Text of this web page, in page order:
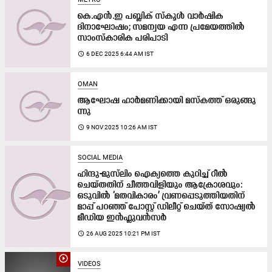
കെ‌.എൻ‌.ഇ പബ്ലിക് സ്കൂൾ വാർഷിക
ദിനാഘോഷം; സമന്വയ എന്ന പ്രമേയത്തിൽ
സാംസ്കാരിക പരിപാടി
access_time 6 DEC 2025 6:44 AM IST
OMAN
ആ​ഘോ​ഷ ഹാ​ർ​മ​ണി​ക്കാ​യി മ​സ്ക​ത്ത് ഒ​രു​ങ്ങു​
ന്നു
access_time 9 NOV 2025 10:26 AM IST
SOCIAL MEDIA
ഹിന്ദു-മുസ്‍ലിം ഐക്യത്തെ കുറിച്ച് റീൽ
ചെയ്തതിന് ചീത്തവിളിയും ആക്രോശവും:
ഒടുവിൽ ‘മതവികാരം’ വ്രണപ്പെടുത്തിയതിന്
മാപ്പ് പറഞ്ഞ് പോസ്റ്റ് ഡിലീറ്റ് ചെയ്ത് സോഷ്യൽ
മീഡിയ ഇൻഫ്ലുവൻസർ
access_time 26 AUG 2025 10:21 PM IST
play_circle_outline
VIDEOS